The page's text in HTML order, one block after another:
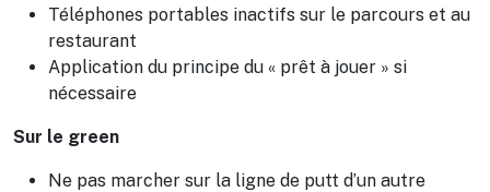
Téléphones portables inactifs sur le parcours et au
restaurant
Application du principe du « prêt à jouer » si
nécessaire
Sur le green
Ne pas marcher sur la ligne de putt d’un autre